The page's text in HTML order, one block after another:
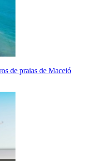
de praias de Maceió